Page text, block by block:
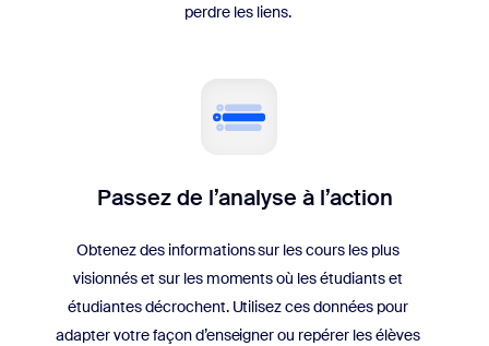
perdre les liens.
Passez de l’analyse à l’action
Obtenez des informations sur les cours les plus
visionnés et sur les moments où les étudiants et
étudiantes décrochent. Utilisez ces données pour
adapter votre façon d’enseigner ou repérer les élèves